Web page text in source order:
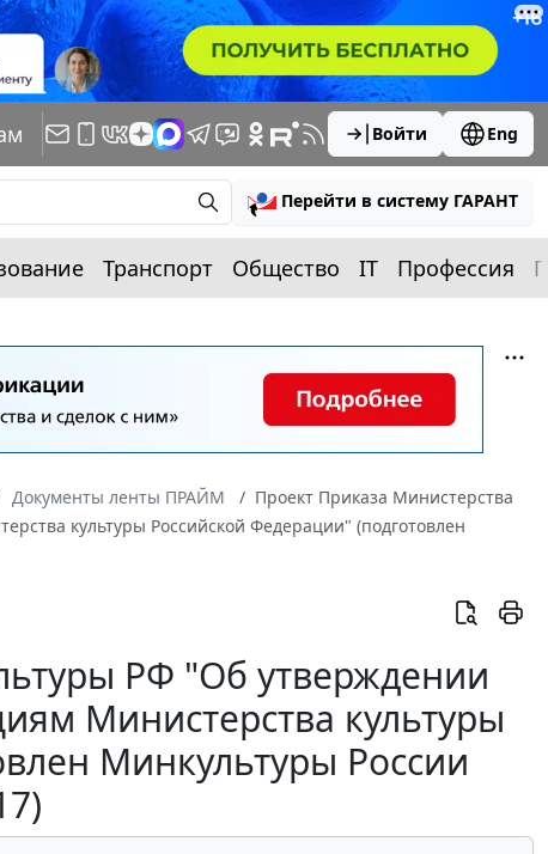
Войти Eng
Перейти в систему ГАРАНТ
Транспорт Общество IT Профессия
Документы ленты ПРАЙМ
Проект Приказа Министерства
культуры Российской Федерации" (подготовлен
РФ "Об утверждении
Министерства культуры
Минкультуры России